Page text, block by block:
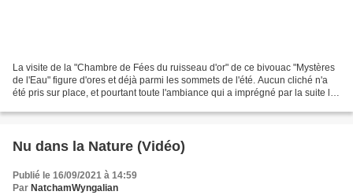
La visite de la "Chambre de Fées du ruisseau d'or" de ce bivouac "Mystères
de l'Eau" figure d'ores et déjà parmi les sommets de l'été. Aucun cliché n'a
été pris sur place, et pourtant toute l'ambiance qui a imprégné par la suite le
Nu dans la Nature (Vidéo)
Publié le 16/09/2021 à 14:59
Par NatchamWyngalian